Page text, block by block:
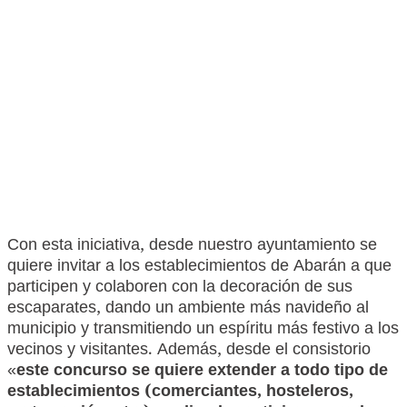
Con esta iniciativa, desde nuestro ayuntamiento se
quiere invitar a los establecimientos de Abarán a que
participen y colaboren con la decoración de sus
escaparates, dando un ambiente más navideño al
municipio y transmitiendo un espíritu más festivo a los
vecinos y visitantes. Además, desde el consistorio
«este concursose quiere extender a todo tipo de
establecimientos (comerciantes, hosteleros,